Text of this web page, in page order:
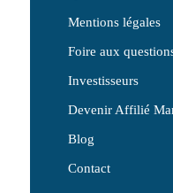
Mentions légales
Foire aux
Investisseurs
Devenir Affilié
Blog
Contact